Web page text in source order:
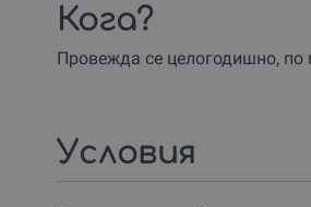
Кога?
Провежда се целогодишно, по
Условия